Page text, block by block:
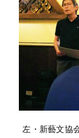
左・新藝文協